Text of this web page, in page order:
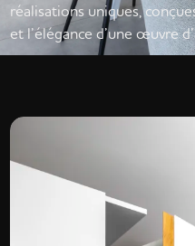
réalisations uniques,
et l’élégance d’une œuvre